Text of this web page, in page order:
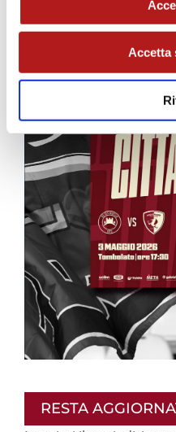
Accetta
RESTA